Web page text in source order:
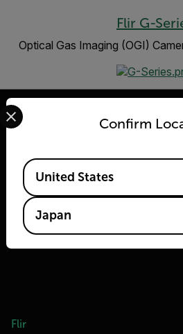
Flir G-
Optical Gas Imaging (OGI)
2026 © Flir All rights reserved.
Flir
Confirm
Select your preferred country and
Available Locations
United States
Japan